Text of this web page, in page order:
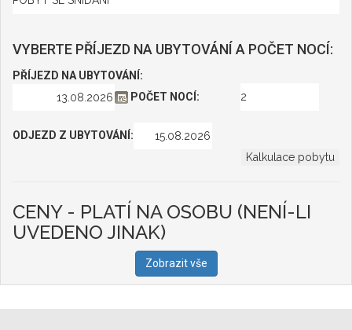
VYBERTE PŘÍJEZD NA UBYTOVÁNÍ A POČET NOCÍ:
PŘÍJEZD NA UBYTOVÁNÍ:
POČET NOCÍ:
ODJEZD Z UBYTOVÁNÍ:
CENY - PLATÍ NA OSOBU (NENÍ-LI
UVEDENO JINAK)
Zobrazit vše